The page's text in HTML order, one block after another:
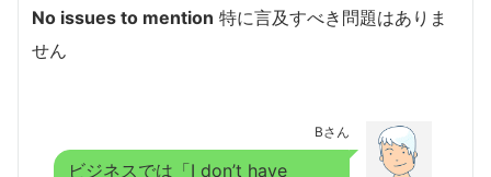
No issues to mention 特に言及すべき問題はありま
せん
Bさん
ビジネスでは「I don’t have